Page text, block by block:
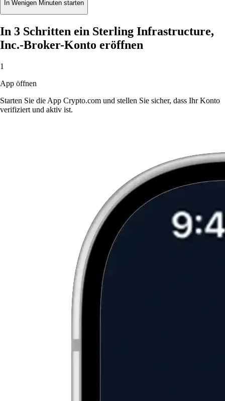
In Wenigen Minuten starten
In 3 Schritten ein Sterling Infrastructure,
Inc.-Broker-Konto eröffnen
1
App öffnen
Starten Sie die App Crypto.com und stellen Sie sicher, dass Ihr Konto
verifiziert und aktiv ist.